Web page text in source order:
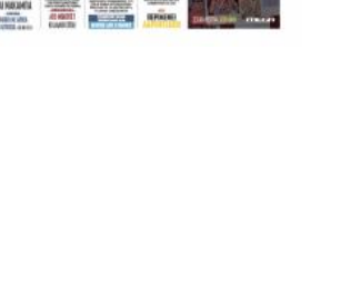
ΤΟΥΜΠΑ, #031#